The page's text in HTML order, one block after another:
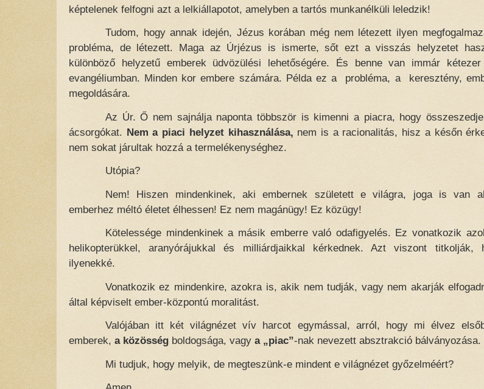
képtelenek felfogni azt a lelkiállapotot, amelyben a tartós munkanélküli leledzik!
Tudom, hogy annak idején, Jézus korában még nem létezett ilyen
probléma, de létezett. Maga az Úrjézus is ismerte, sőt ezt a visszás helyzetet
különböző helyzetű emberek üdvözülési lehetőségére. És benne van immár
evangéliumban. Minden kor embere számára. Példa ez a
probléma, a
keresztény,
megoldására.
Az Úr. Ő nem sajnálja naponta többször is kimenni a piacra, hogy
ácsorgókat. Nem a piaci helyzet kihasználása, nem is a racionalitás, hisz a későn
nem sokat járultak hozzá a termelékenységhez.
Utópia?
Nem! Hiszen mindenkinek, aki embernek született e világra, joga is van
emberhez méltó életet élhessen! Ez nem magánügy! Ez közügy!
Kötelessége mindenkinek a másik emberre való odafigyelés. Ez vonatkozik
helikopterükkel, aranyórájukkal és milliárdjaikkal kérkednek. Azt viszont titkolják,
ilyenekké.
Vonatkozik ez mindenkire, azokra is, akik nem tudják, vagy nem akarják
által képviselt ember-központú moralitást.
Valójában itt két világnézet vív harcot egymással, arról, hogy mi élvez
emberek, a közösség boldogsága, vagy a „piac”-nak nevezett absztrakció bálványozása.
Mi tudjuk, hogy melyik, de megteszünk-e mindent e világnézet győzelméért?